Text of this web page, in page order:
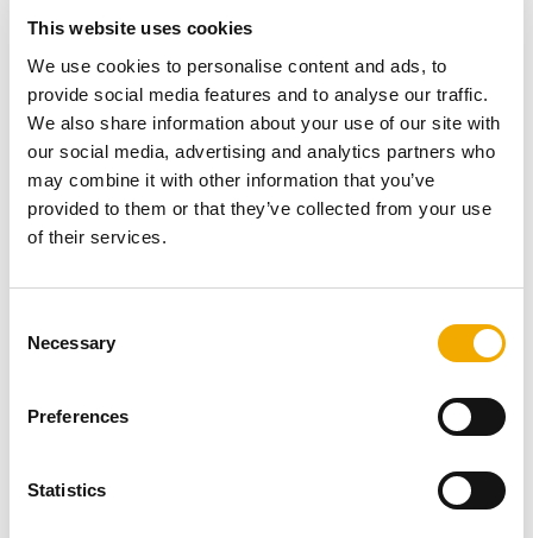
This website uses cookies
We use cookies to personalise content and ads, to
provide social media features and to analyse our traffic.
We also share information about your use of our site with
our social media, advertising and analytics partners who
may combine it with other information that you’ve
provided to them or that they’ve collected from your use
of their services.
Necessary
Preferences
Statistics
Stojí za zmienku
Tepelné čerpadlo nie je zárukou tepla a svetla za
každých okolností. Lebo na svoju prevádzku potrebuje
elektrickú energiu.
S komínom a krbom alebo krbovými kachlami máte
Naviac získavate obraz, ktorý sa nikdy neopakuje, nie je
Záleží nám na tom, aby vašej rodine, vašim blízkym bolo
Získajte teplo a svetlo za každých okolností!